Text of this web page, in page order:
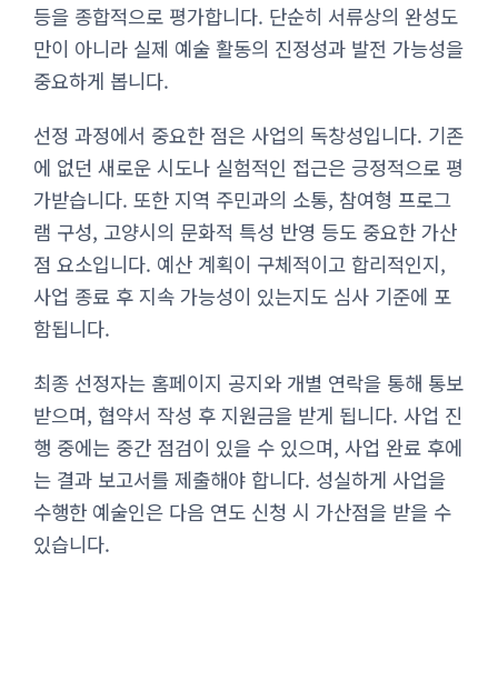
등을 종합적으로 평가합니다. 단순히 서류상의 완성도
만이 아니라 실제 예술 활동의 진정성과 발전 가능성을
중요하게 봅니다.
선정 과정에서 중요한 점은 사업의 독창성입니다. 기존
에 없던 새로운 시도나 실험적인 접근은 긍정적으로 평
가받습니다. 또한 지역 주민과의 소통, 참여형 프로그
램 구성, 고양시의 문화적 특성 반영 등도 중요한 가산
점 요소입니다. 예산 계획이 구체적이고 합리적인지,
사업 종료 후 지속 가능성이 있는지도 심사 기준에 포
함됩니다.
최종 선정자는 홈페이지 공지와 개별 연락을 통해 통보
받으며, 협약서 작성 후 지원금을 받게 됩니다. 사업 진
행 중에는 중간 점검이 있을 수 있으며, 사업 완료 후에
는 결과 보고서를 제출해야 합니다. 성실하게 사업을
수행한 예술인은 다음 연도 신청 시 가산점을 받을 수
있습니다.